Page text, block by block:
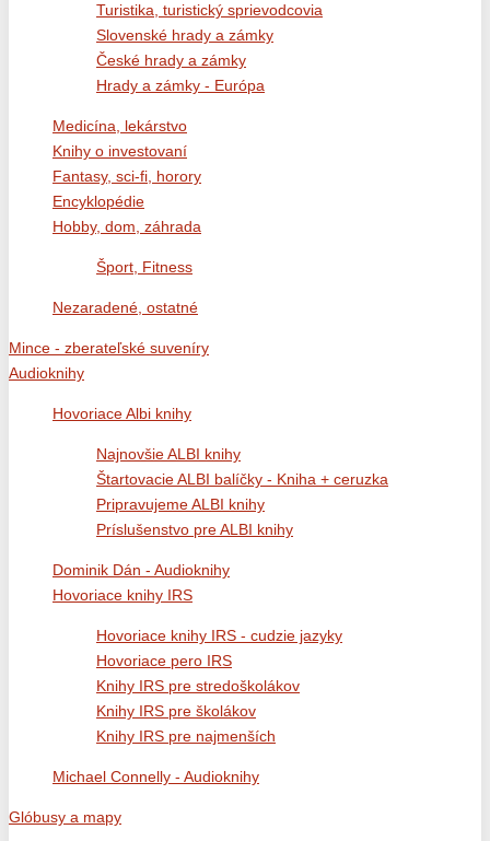
Turistika, turistický sprievodcovia
Slovenské hrady a zámky
České hrady a zámky
Hrady a zámky - Európa
Medicína, lekárstvo
Knihy o investovaní
Fantasy, sci-fi, horory
Encyklopédie
Hobby, dom, záhrada
Šport, Fitness
Nezaradené, ostatné
Mince - zberateľské suveníry
Audioknihy
Hovoriace Albi knihy
Najnovšie ALBI knihy
Štartovacie ALBI balíčky - Kniha + ceruzka
Pripravujeme ALBI knihy
Príslušenstvo pre ALBI knihy
Dominik Dán - Audioknihy
Hovoriace knihy IRS
Hovoriace knihy IRS - cudzie jazyky
Hovoriace pero IRS
Knihy IRS pre stredoškolákov
Knihy IRS pre školákov
Knihy IRS pre najmenších
Michael Connelly - Audioknihy
Glóbusy a mapy